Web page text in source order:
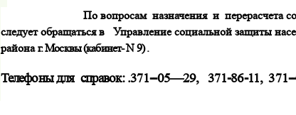
По вопросам назначения и перерасчета
следует обращаться в
Управление социальной защиты
районаг. Москвы (кабинет- N 9) .
Телефоны для справок: .371--05—29, 371-86-11,